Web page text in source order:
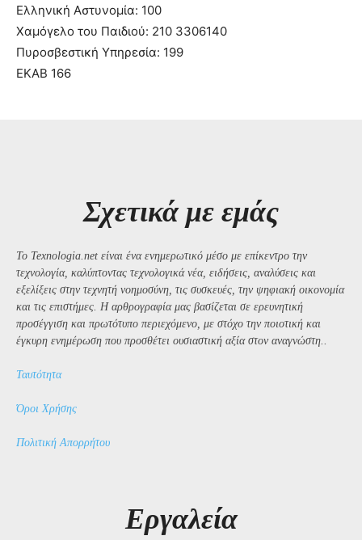
Ελληνική Αστυνομία: 100
Χαμόγελο του Παιδιού: 210 3306140
Πυροσβεστική Υπηρεσία: 199
ΕΚΑΒ 166
Σχετικά με εμάς
Το Texnologia.net είναι ένα ενημερωτικό μέσο με επίκεντρο την
τεχνολογία, καλύπτοντας τεχνολογικά νέα, ειδήσεις, αναλύσεις και
εξελίξεις στην τεχνητή νοημοσύνη, τις συσκευές, την ψηφιακή οικονομία
και τις επιστήμες. Η αρθρογραφία μας βασίζεται σε ερευνητική
προσέγγιση και πρωτότυπο περιεχόμενο, με στόχο την ποιοτική και
έγκυρη ενημέρωση που προσθέτει ουσιαστική αξία στον αναγνώστη..
Ταυτότητα
Όροι Χρήσης
Πολιτική Απορρήτου
Εργαλεία